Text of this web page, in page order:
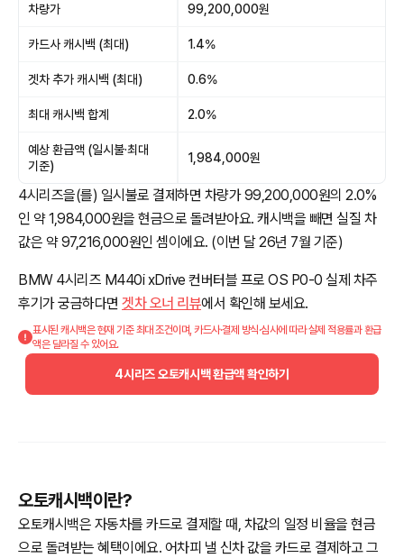
차량가 99,200,000원
카드사 캐시백 (최대) 1.4%
겟차 추가 캐시백 (최대) 0.6%
최대 캐시백 합계 2.0%
예상 환급액 (일시불·최대
기준)
1,984,000원
4시리즈을(를) 일시불로 결제하면 차량가 99,200,000원의 2.0%
인 약 1,984,000원을 현금으로 돌려받아요. 캐시백을 빼면 실질 차
값은 약 97,216,000원인 셈이에요. (이번 달 26년 7월 기준)
BMW 4시리즈 M440i xDrive 컨버터블 프로 OS P0-0 실제 차주
후기가 궁금하다면 겟차 오너 리뷰에서 확인해 보세요.
표시된 캐시백은 현재 기준 최대 조건이며, 카드사·결제 방식·심사에 따라 실제 적용률과 환급
액은 달라질 수 있어요.
4시리즈 오토캐시백 환급액 확인하기
오토캐시백이란?
오토캐시백은 자동차를 카드로 결제할 때, 차값의 일정 비율을 현금
으로 돌려받는 혜택이에요. 어차피 낼 신차 값을 카드로 결제하고 그